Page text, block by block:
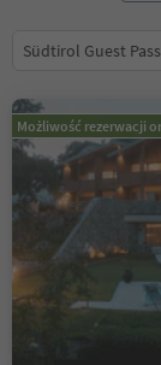
Südtirol Guest Pass
Możliwość rezerwacji